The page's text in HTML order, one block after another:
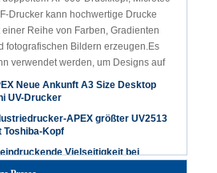
Drucker kann hochwertige Drucke
einer Reihe von Farben, Gradienten
fotografischen Bildern erzeugen.Es
verwendet werden, um Designs auf
Textilien wie T-Shirts,
Neue Ankunft A3 Size Desktop
UV-Drucker
APEX größter UV2513
Toshiba-Kopf
Vielseitigkeit bei
mit einer Höhe von bis zu